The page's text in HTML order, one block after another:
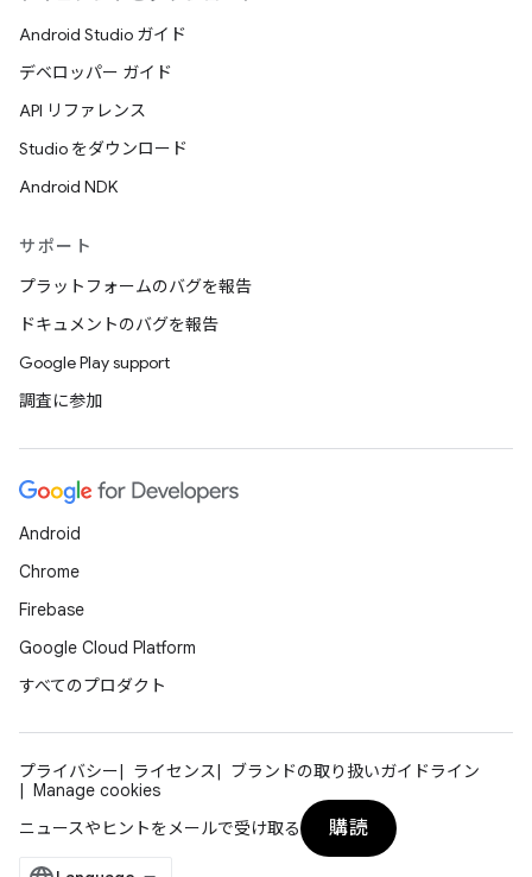
Android Studio ガイド
デベロッパー ガイド
API リファレンス
Studio をダウンロード
Android NDK
サポート
プラットフォームのバグを報告
ドキュメントのバグを報告
Google Play support
調査に参加
Android
Chrome
Firebase
Google Cloud Platform
すべてのプロダクト
プライバシー ライセンス
ブランドの取り扱いガイドライン
Manage cookies
ニュースやヒントをメールで受け取る
購読